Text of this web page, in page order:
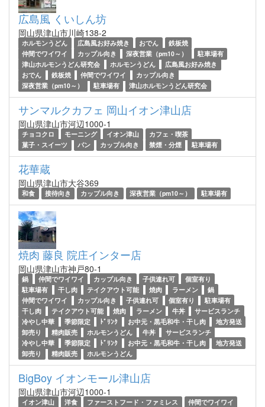
広島風 くいしん坊
岡山県津山市川崎138-2
ホルモンうどん 広島風お好み焼き おでん
鉄板焼
仲間でワイワイ
カップル向き 深夜営業（pm10～）
駐車場有
津山ホルモンうどん研究会
ホルモンうどん
広島風お好み焼き
おでん
鉄板焼 仲間でワイワイ
カップル向き
深夜営業（pm10～）
駐車場有 津山ホルモンうどん研究会
サンマルクカフェ 岡山イオン津山店
岡山県津山市河辺1000-1
チョコクロ モーニング イオン津山
カフェ・喫茶
菓子・スイーツ
パン カップル向き 禁煙・分煙 駐車場有
花華蔵
岡山県津山市大谷369
和食 接待向き カップル向き 深夜営業（pm10～） 駐車場有
焼肉 藤良 院庄インター店
岡山県津山市神戸80-1
鍋 仲間でワイワイ カップル向き 子供連れ可
個室有り
駐車場有
干し肉 テイクアウト可能 焼肉 ラーメン
鍋
仲間でワイワイ
カップル向き 子供連れ可 個室有り
駐車場有
干し肉
テイクアウト可能 焼肉 ラーメン 牛丼
サービスランチ
冷やし中華
季節限定 ﾄﾞﾘﾝｸ お中元・黒毛和牛・干し肉
地方発送
卸売り
精肉販売 ホルモンうどん 牛丼
サービスランチ
冷やし中華
季節限定 ﾄﾞﾘﾝｸ お中元・黒毛和牛・干し肉
地方発送
卸売り
精肉販売 ホルモンうどん
BigBoy イオンモール津山店
岡山県津山市河辺1000-1
イオン津山 洋食 ファーストフード・ファミレス
仲間でワイワイ